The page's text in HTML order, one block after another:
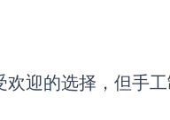
迎的选择，但手